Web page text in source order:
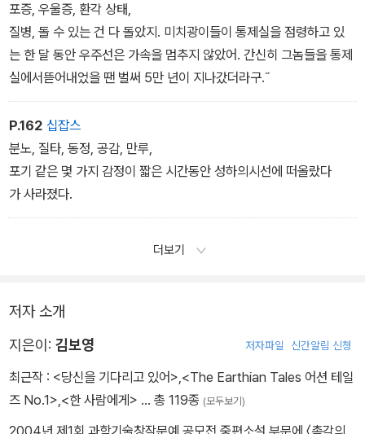
포증, 우울증, 환각 상태,
질병, 돌 수 있는 건 다 돌았지. 미치광이들이 통제실을 점령하고 있
는 한 달 동안 우주선은 가속을 멈추지 않았어. 간신히 그놈들을 통제
실에서뜯어내었을 땐 벌써 5만 년이 지나갔더라구.˝
P.162 십잡스
분노, 질타, 동정, 공감, 만루,
포기 같은 몇 가지 감정이 짧은 시간동안 성하의시선에 떠올랐다
가 사라졌다.
더보기
저자 소개
지은이: 김보영 저자파일 신간알림 신청
최근작 : <당신을 기다리고 있어> <The Earthian Tales 어션 테일
즈 No.1> <한 사람에게> … 총 119종 (모두보기)
2004년 제1회 과학기술창작문예 공모전 중편소설 부문에 〈촉각의